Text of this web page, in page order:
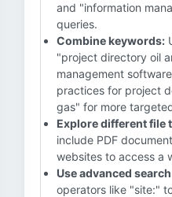
and "information
queries.
Combine keywords:
"project directory oil
management
practices for project
gas" for more
Explore different file
include PDF
websites to access a
Use advanced
operators like "site:"